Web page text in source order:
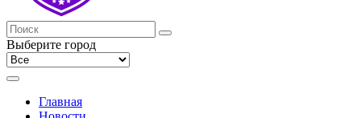
Выберите город
Главная